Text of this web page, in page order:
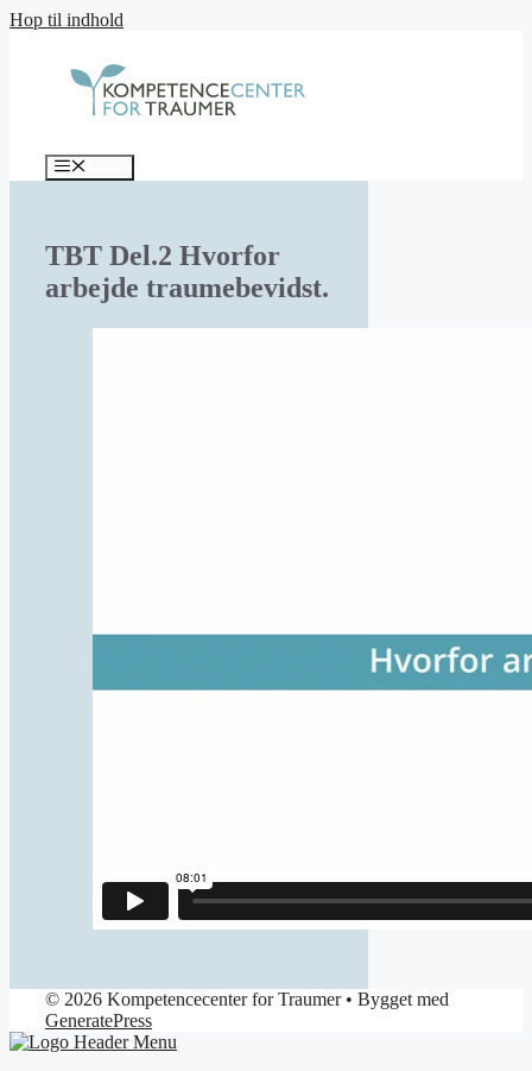
Hop til indhold
TBT Del.2 Hvorfor
arbejde traumebevidst.
© 2026 Kompetencecenter for Traumer• Bygget med
GeneratePress